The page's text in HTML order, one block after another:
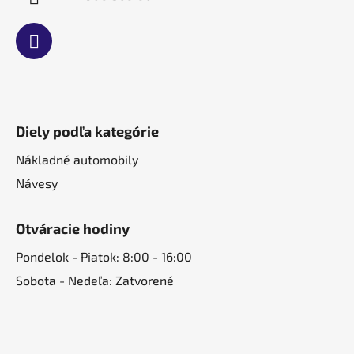
Diely podľa kategórie
Nákladné automobily
Návesy
Otváracie hodiny
Pondelok - Piatok: 8:00 - 16:00
Sobota - Nedeľa: Zatvorené